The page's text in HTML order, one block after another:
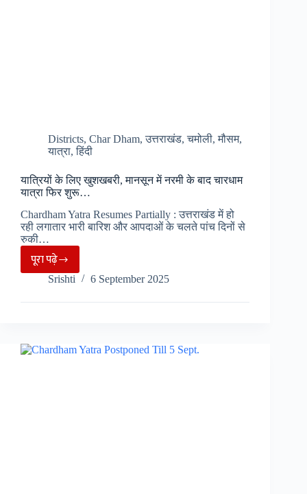
Districts, Char Dham,उत्तराखंड,चमोली,मौसम,
यात्रा,हिंदी
यात्रियों के लिए खुशखबरी, मानसून में नरमी के बाद चारधाम
यात्रा फिर शुरू…
Chardham Yatra Resumes Partially : उत्तराखंड में हो
रही लगातार भारी बारिश और आपदाओं के चलते पांच दिनों से
रुकी…
पूरा पढ़ेयात्रियों
के
लिए
में
Srishti 6 September 2025